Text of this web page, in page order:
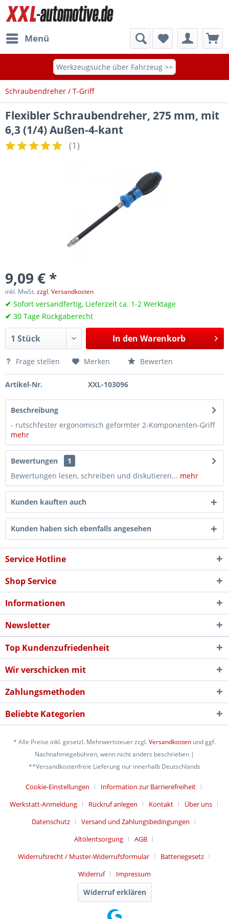
Menü
Werkzeugsuche über Fahrzeug >>
Schraubendreher / T-Griff
Flexibler Schraubendreher, 275 mm, mit
6,3 (1/4) Außen-4-kant
(1)
9,09 € *
inkl. MwSt.zzgl. Versandkosten
✔ Sofort versandfertig, Lieferzeit ca. 1-2 Werktage
✔ 30 Tage Rückgaberecht
In den Warenkorb
Frage stellen Merken Bewerten
Artikel-Nr. XXL-103096
Beschreibung
- rutschfester ergonomisch geformter 2-Komponenten-Griff
mehr
Bewertungen
1
Bewertungen lesen, schreiben und diskutieren... mehr
Kunden kauften auch
Kunden haben sich ebenfalls angesehen
Service Hotline
Shop Service
Informationen
Newsletter
Top Kundenzufriedenheit
Wir verschicken mit
Zahlungsmethoden
Beliebte Kategorien
* Alle Preise inkl. gesetzl. Mehrwertsteuer zzgl.Versandkosten und ggf.
Nachnahmegebühren, wenn nicht anders beschrieben |
**Versandkostenfreie Lieferung nur innerhalb Deutschlands
Cookie-Einstellungen
Information zur Barrierefreiheit
Werkstatt-Anmeldung
Rückruf anlegen Kontakt
Über uns
Datenschutz
Versand und Zahlungsbedingungen
Altölentsorgung
AGB
Widerrufsrecht / Muster-Widerrufsformular
Batteriegesetz
Widerruf
Impressum
Widerruf erklären